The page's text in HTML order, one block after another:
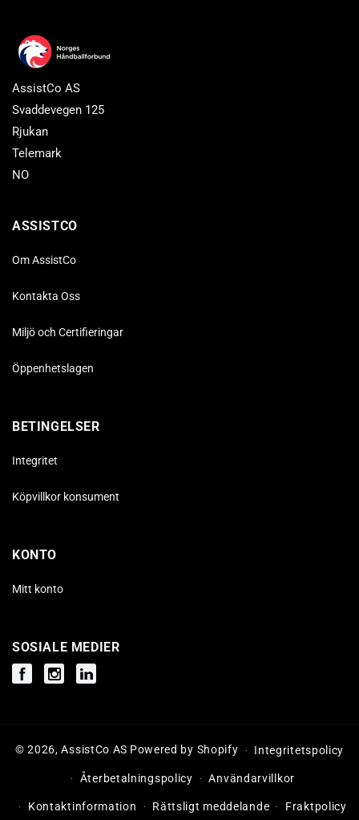
AssistCo AS
Svaddevegen 125
Rjukan
Telemark
NO
ASSISTCO
Om AssistCo
Kontakta Oss
Miljö och Certifieringar
Öppenhetslagen
BETINGELSER
Integritet
Köpvillkor konsument
KONTO
Mitt konto
SOSIALE MEDIER
FacebookInstagramInstagram
© 2026,AssistCo AS Powered by Shopify Integritetspolicy
Återbetalningspolicy Användarvillkor
Kontaktinformation Rättsligt meddelande Fraktpolicy